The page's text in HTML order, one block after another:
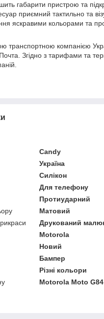
габарити пристрою та
приємний тактильно та
яскравими кольорами та
транспортною компанією
Згідно з тарифами та
Candy
Україна
Силікон
Для телефону
Протиударний
Матовий
Друкований
Motorola
Новий
Бампер
Різні кольори
Motorola Moto G84